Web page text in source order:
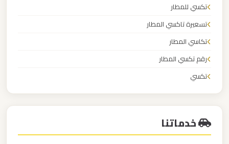
تكسي للمطار
تسعيرة تاكسي المطار
تكاسي المطار
رقم تكسي المطار
تكسي
تكسي اجره
خدماتنا
العرب
ليموزين
القاهرة
الي
اسكندرية
ليموزين